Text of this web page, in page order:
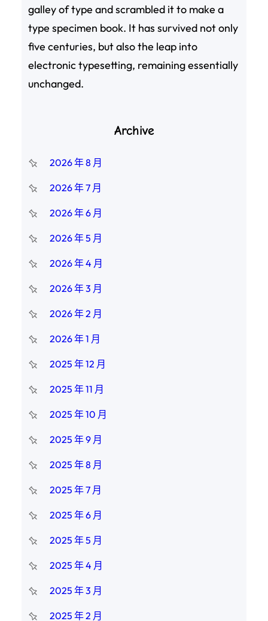
galley of type and scrambled it to make a
type specimen book. It has survived not only
five centuries, but also the leap into
electronic typesetting, remaining essentially
unchanged.
Archive
2026 年 8 月
2026 年 7 月
2026 年 6 月
2026 年 5 月
2026 年 4 月
2026 年 3 月
2026 年 2 月
2026 年 1 月
2025 年 12 月
2025 年 11 月
2025 年 10 月
2025 年 9 月
2025 年 8 月
2025 年 7 月
2025 年 6 月
2025 年 5 月
2025 年 4 月
2025 年 3 月
2025 年 2 月